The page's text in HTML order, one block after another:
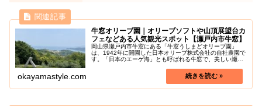
牛窓オリーブ園｜オリーブソフトや山頂展望台カ
フェなどある人気観光スポット【瀬戸内市牛窓】
岡山県瀬戸内市牛窓にある「牛窓うしまどオリーブ園」
は、1942年に開園した日本オリーブ株式会社の自社農園で
す。「日本のエーゲ海」とも呼ばれる牛窓で、美しい瀬戸
okayamastyle.com